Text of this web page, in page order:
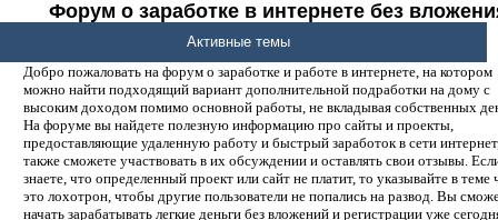
Форум о заработке в интернете без
денег.
Добро пожаловать на форум о заработке и работе в интернете, на котором
можно найти подходящий вариант дополнительной подработки на дому с
высоким доходом помимо основной работы, не вкладывая собственных
На форуме вы найдете полезную информацию про сайты и проекты,
предоставляющие удаленную работу и быстрый заработок в сети
также сможете участвовать в их обсуждении и оставлять свои отзывы.
знаете, что определенный проект или сайт не платит, то указывайте в теме
это лохотрон, чтобы другие пользователи не попались на развод. Вы
начать зарабатывать легкие деньги без вложений и регистрации уже
Активные темы